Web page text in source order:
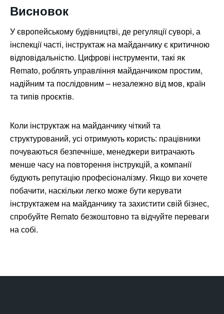
Висновок
У європейському будівництві, де регуляції суворі, а
інспекції часті, інструктаж на майданчику є критичною
відповідальністю. Цифрові інструменти, такі як
Remato, роблять управління майданчиком простим,
надійним та послідовним – незалежно від мов, країн
та типів проєктів.
Коли інструктаж на майданчику чіткий та
структурований, усі отримують користь: працівники
почуваються безпечніше, менеджери витрачають
менше часу на повторення інструкцій, а компанії
будують репутацію професіоналізму. Якщо ви хочете
побачити, наскільки легко може бути керувати
інструктажем на майданчику та захистити свій бізнес,
спробуйте Remato безкоштовно та відчуйте переваги
на собі.